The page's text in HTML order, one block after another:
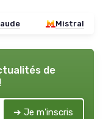
Mistral
de
➔ Je m'inscris